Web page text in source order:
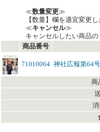
≪数量変更≫
【数量】欄を適宜変更
≪キャンセル≫
キャンセルしたい商品
商品番号
71010064 神社広報第64
商